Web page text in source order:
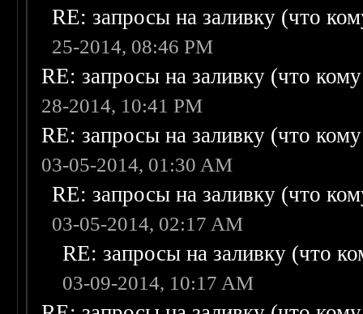
RE: запросы на заливку (что
25-2014, 08:46 PM
RE: запросы на заливку (что
28-2014, 10:41 PM
RE: запросы на заливку (что
03-05-2014, 01:30 AM
RE: запросы на заливку (что
03-05-2014, 02:17 AM
RE: запросы на заливку (что
03-09-2014, 10:17 AM